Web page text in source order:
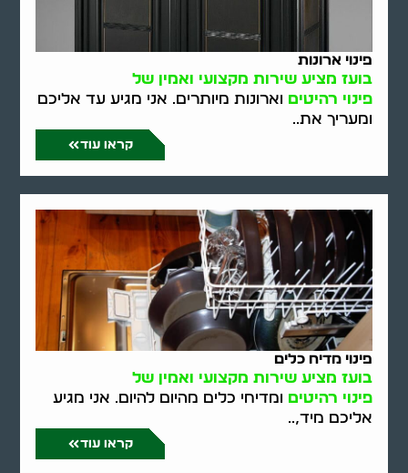
פינוי ארונות
בועז מציע שירות מקצועי ואמין של
פינוי רהיטים וארונות מיותרים. אני מגיע עד אליכם
ומעריך את..
קראו עוד
פינוי מדיח כלים
בועז מציע שירות מקצועי ואמין של
פינוי רהיטים ומדיחי כלים מהיום להיום. אני מגיע
אליכם מיד,..
קראו עוד